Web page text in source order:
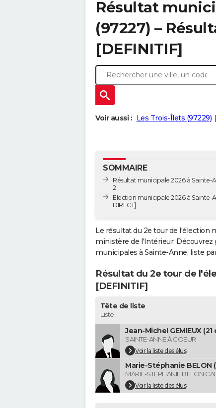
Résultat
(97227) –
[DEFINITIF]
Voir aussi : Les Trois-Îlets (97229)
SOMMAIRE
Résultat municipale 2026 à Sainte-
2
Election municipale 2026 à Sainte-
DIRECT]
Le résultat du 2e tour de l'élection
ministère de l'Intérieur.
municipales à Sainte-Anne, liste
Résultat du 2e tour de
[DEFINITIF]
Tête de liste
Liste
Jean-Michel GEMIEUX (21
SAINTE-ANNE À COEUR
Voir la liste des élus
Marie-Stéphanie BELON
MARIE-STEPHANIE BELON
Voir la liste des élus